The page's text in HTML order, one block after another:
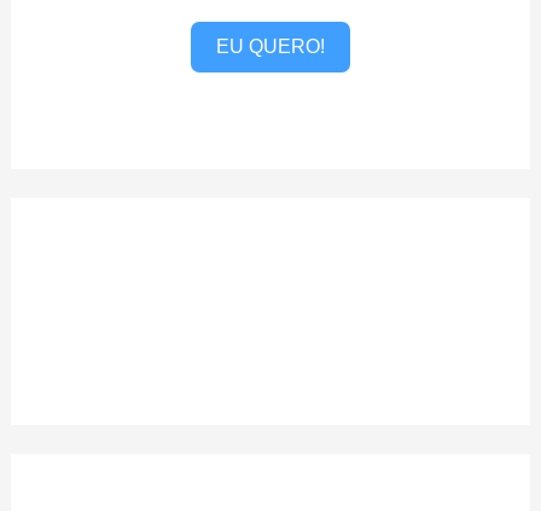
EU QUERO!